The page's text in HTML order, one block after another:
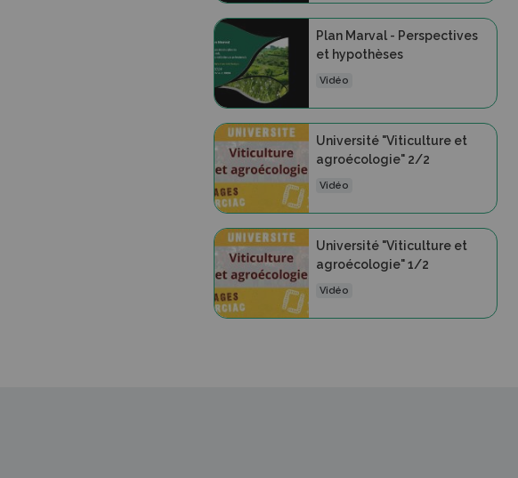
Plan Marval - Perspectives
et hypothèses
Vidéo
Université "Viticulture et
agroécologie" 2/2
Vidéo
Université "Viticulture et
agroécologie" 1/2
Vidéo